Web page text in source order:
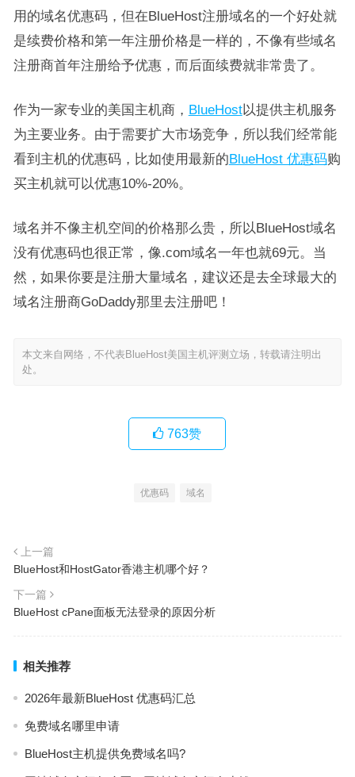
用的域名优惠码，但在BlueHost注册域名的一个好处就
是续费价格和第一年注册价格是一样的，不像有些域名
注册商首年注册给予优惠，而后面续费就非常贵了。
作为一家专业的美国主机商， BlueHost以提供主机服务
为主要业务。由于需要扩大市场竞争，所以我们经常能
看到主机的优惠码，比如使用最新的BlueHost 优惠码购
买主机就可以优惠10%-20%。
域名并不像主机空间的价格那么贵，所以BlueHost域名
没有优惠码也很正常，像.com域名一年也就69元。当
然，如果你要是注册大量域名，建议还是去全球最大的
域名注册商GoDaddy那里去注册吧！
本文来自网络，不代表BlueHost美国主机评测立场，转载请注明出
处。
763赞
优惠码 域名
上一篇
BlueHost和HostGator香港主机哪个好？
下一篇
BlueHost cPane面板无法登录的原因分析
相关推荐
2026年最新BlueHost 优惠码汇总
免费域名哪里申请
BlueHost主机提供免费域名吗?